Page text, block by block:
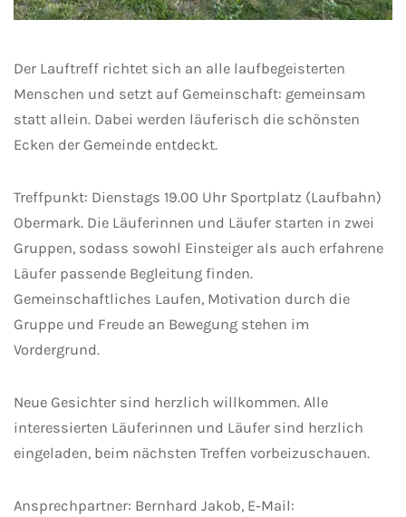
Der Lauftreff richtet sich an alle laufbegeisterten
Menschen und setzt auf Gemeinschaft: gemeinsam
statt allein. Dabei werden läuferisch die schönsten
Ecken der Gemeinde entdeckt.
Treffpunkt: Dienstags 19.00 Uhr Sportplatz (Laufbahn)
Obermark. Die Läuferinnen und Läufer starten in zwei
Gruppen, sodass sowohl Einsteiger als auch erfahrene
Läufer passende Begleitung finden.
Gemeinschaftliches Laufen, Motivation durch die
Gruppe und Freude an Bewegung stehen im
Vordergrund.
Neue Gesichter sind herzlich willkommen. Alle
interessierten Läuferinnen und Läufer sind herzlich
eingeladen, beim nächsten Treffen vorbeizuschauen.
Ansprechpartner: Bernhard Jakob, E‑Mail: